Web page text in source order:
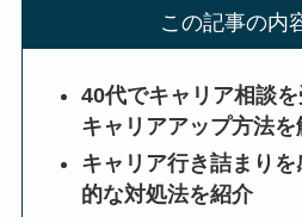
この記事の内
40代でキャリア相談
キャリアアップ方法を
キャリア行き詰まり
的な対処法を紹介